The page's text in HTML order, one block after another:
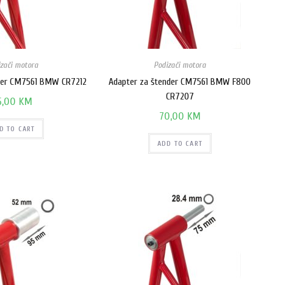
motora
CM7561 BMW CR7212
KM
TO CART
Podizači motora
Adapter za štender CM7561 BMW F800
CR7207
70,00 KM
ADD TO CART